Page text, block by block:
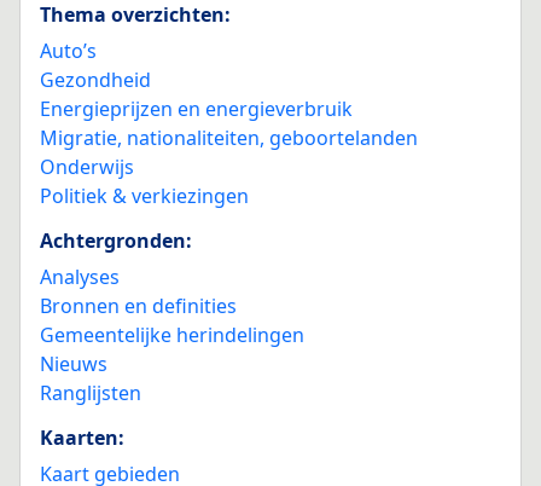
Thema overzichten:
Auto’s
Gezondheid
Energieprijzen en energieverbruik
Migratie, nationaliteiten, geboortelanden
Onderwijs
Politiek & verkiezingen
Achtergronden:
Analyses
Bronnen en definities
Gemeentelijke herindelingen
Nieuws
Ranglijsten
Kaarten:
Kaart gebieden